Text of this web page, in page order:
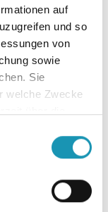
auf
und so
von
sowie
Sie
welche Zwecke
Lage
Berlin, Bran
Hamburg, Hesse
Nord